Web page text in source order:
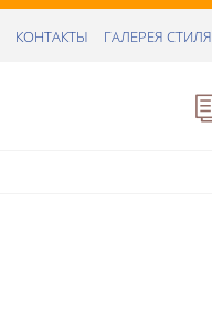
КОНТАКТЫ ГАЛЕРЕЯ СТИЛЯ